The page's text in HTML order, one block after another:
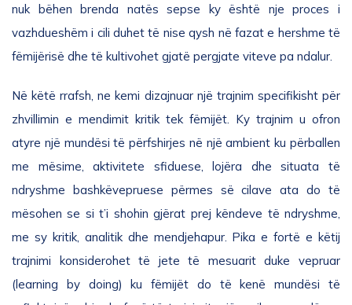
nuk bëhen brenda natës sepse ky është nje proces i
vazhdueshëm i cili duhet të nise qysh në fazat e hershme të
fëmijërisë dhe të kultivohet gjatë pergjate viteve pa ndalur.
Në këtë rrafsh, ne kemi dizajnuar një trajnim specifikisht për
zhvillimin e mendimit kritik tek fëmijët. Ky trajnim u ofron
atyre një mundësi të përfshirjes në një ambient ku përballen
me mësime, aktivitete sfiduese, lojëra dhe situata të
ndryshme bashkëvepruese përmes së cilave ata do të
mësohen se si t’i shohin gjërat prej këndeve të ndryshme,
me sy kritik, analitik dhe mendjehapur. Pika e fortë e këtij
trajnimi konsiderohet të jete të mesuarit duke vepruar
(learning by doing) ku fëmijët do të kenë mundësi të